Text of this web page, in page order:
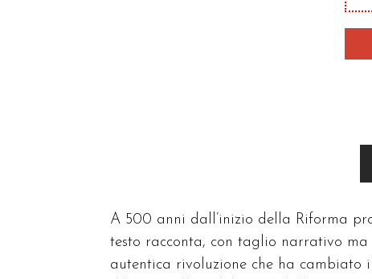
A 500 anni dall’inizio della Riforma
testo racconta, con taglio narrativo
autentica rivoluzione che ha cambiato